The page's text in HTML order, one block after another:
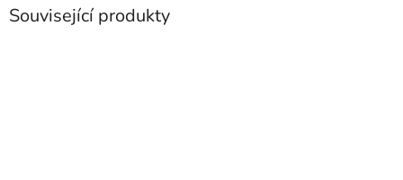
Související produkty